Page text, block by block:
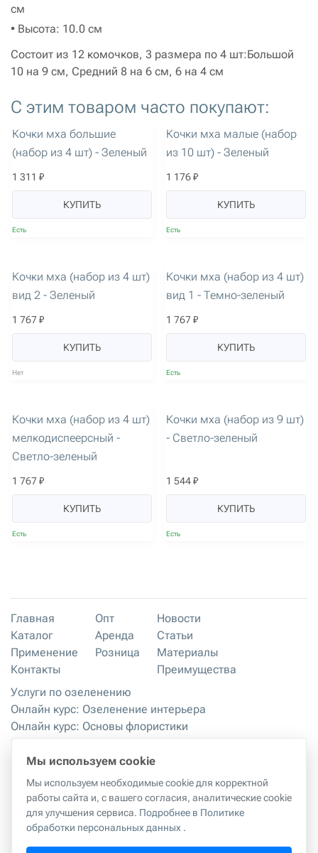
см
• Высота: 10.0 см
Состоит из 12 комочков, 3 размера по 4 шт:Большой
10 на 9 см, Средний 8 на 6 см, 6 на 4 см
С этим товаром часто покупают:
артикул: 2508
Кочки мха большие
(набор из 4 шт) - Зеленый
1 311 ₽
КУПИТЬ
Есть
артикул: 2509
Кочки мха малые (набор
из 10 шт) - Зеленый
1 176 ₽
КУПИТЬ
Есть
Кочки мха (набор из 4 шт)
вид 2 - Зеленый
1 767 ₽
КУПИТЬ
Нет
Кочки мха (набор из 4 шт)
вид 1 - Темно-зеленый
1 767 ₽
КУПИТЬ
Есть
Кочки мха (набор из 4 шт)
мелкодиспеерсный -
Светло-зеленый
1 767 ₽
КУПИТЬ
Есть
Кочки мха (набор из 9 шт)
- Светло-зеленый
1 544 ₽
КУПИТЬ
Есть
Главная
Каталог
Применение
Контакты
Опт
Аренда
Розница
Новости
Статьи
Материалы
Преимущества
Услуги по озеленению
Онлайн курс: Озеленение интерьера
Онлайн курс: Основы флористики
Правила хранения и эксплуатации
Правила копирования материалов с сайта|Политика
обработки персональных данных
г. Москва, 2-й Грайвороновский проезд, 42к1
Мы используем cookie
Мы используем необходимые cookie для корректной
работы сайта и, с вашего согласия, аналитические cookie
для улучшения сервиса. Подробнее в Политике
обработки персональных данных .